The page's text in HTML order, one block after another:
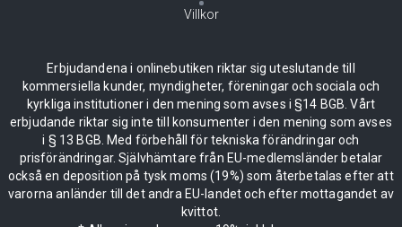
Villkor
Erbjudandena i onlinebutiken riktar sig uteslutande till
kommersiella kunder, myndigheter, föreningar och sociala och
kyrkliga institutioner i den mening som avses i §14 BGB. Vårt
erbjudande riktar sig inte till konsumenter i den mening som avses
i § 13 BGB. Med förbehåll för tekniska förändringar och
prisförändringar. Självhämtare från EU-medlemsländer betalar
också en deposition på tysk moms (19%) som återbetalas efter att
varorna anländer till det andra EU-landet och efter mottagandet av
kvittot.